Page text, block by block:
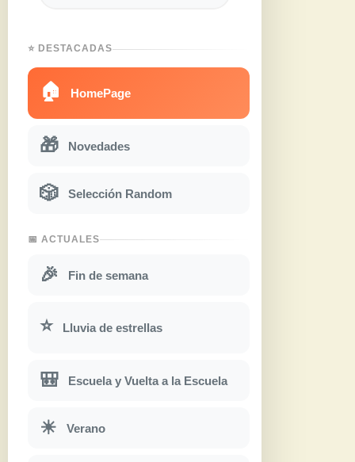
⭐ DESTACADAS
🏠 HomePage
🎁 Novedades
🎲 Selección Random
📅 ACTUALES
🎉 Fin de semana
⭐ Lluvia de estrellas
🎒 Escuela y Vuelta a la Escuela
☀ Verano